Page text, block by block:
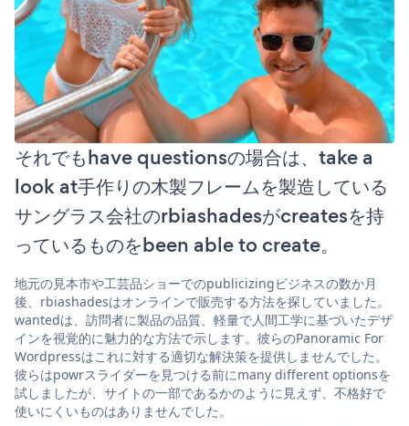
それでもhave questionsの場合は、take a
look at手作りの木製フレームを製造している
サングラス会社のrbiashadesがcreatesを持
っているものをbeen able to create。
地元の見本市や工芸品ショーでのpublicizingビジネスの数か月
後、rbiashadesはオンラインで販売する方法を探していました。
wantedは、訪問者に製品の品質、軽量で人間工学に基づいたデザ
インを視覚的に魅力的な方法で示します。彼らのPanoramic For
Wordpressはこれに対する適切な解決策を提供しませんでした。
彼らはpowrスライダーを見つける前にmany different optionsを
試しましたが、サイトの一部であるかのように見えず、不格好で
使いにくいものはありませんでした。